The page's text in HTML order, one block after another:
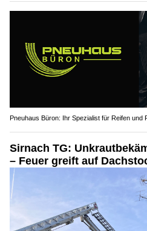
Pneuhaus Büron: Ihr Spezialist für Reifen und
Sirnach TG:
– Feuer greift auf